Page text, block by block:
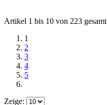
Artikel 1 bis 10 von 223 gesamt
1
2
3
4
5
Zeige: